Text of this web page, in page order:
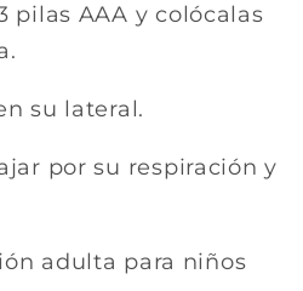
pilas AAA y colócalas
su lateral.
por su respiración y
adulta para niños